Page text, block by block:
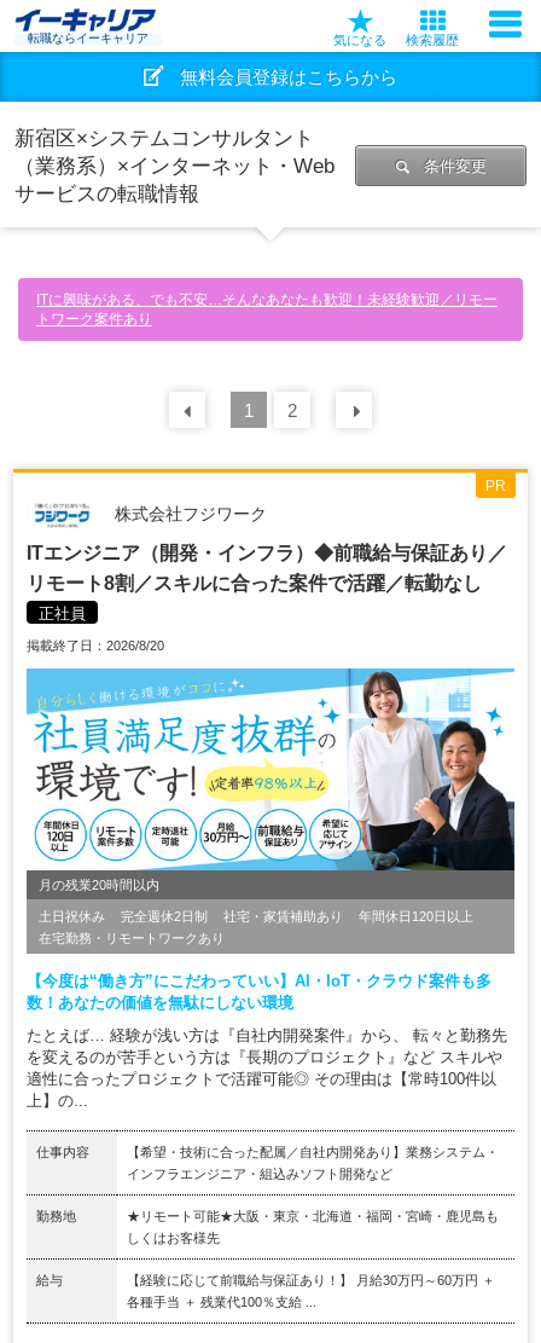
転職ならイーキャリア 気になる 検索履歴
無料会員登録はこちらから
新宿区×システムコンサルタント
（業務系）×インターネット・Web
サービスの転職情報
条件変更
ITに興味がある、でも不安…そんなあなたも歓迎！未経験歓迎／リモー
トワーク案件あり
前の 30
1 2
株式会社フジワーク
ITエンジニア（開発・インフラ）◆前職給与保証あり／
リモート8割／スキルに合った案件で活躍／転勤なし
正社員
掲載終了日：2026/8/20
月の残業20時間以内
土日祝休み 完全週休2日制 社宅・家賃補助あり
年間休日120日以上
在宅勤務・リモートワークあり
【今度は“働き方”にこだわっていい】AI・IoT・クラウド案件も多
数！あなたの価値を無駄にしない環境
たとえば… 経験が浅い方は『自社内開発案件』から、 転々と勤務先
を変えるのが苦手という方は『長期のプロジェクト』など スキルや
適性に合ったプロジェクトで活躍可能◎ その理由は【常時100件以
上】の...
仕事内容
【希望・技術に合った配属／自社内開発あり】業務システム・
インフラエンジニア・組込みソフト開発など
勤務地
★リモート可能★大阪・東京・北海道・福岡・宮崎・鹿児島も
しくはお客様先
給与
【経験に応じて前職給与保証あり！】 月給30万円～60万円 ＋
各種手当 ＋ 残業代100％支給 ...
PR